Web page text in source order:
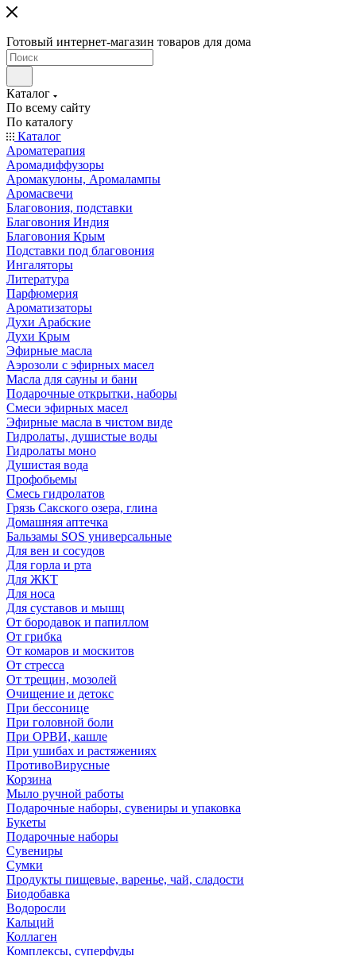
Готовый интернет-магазин товаров для дома
Каталог
По всему сайту
По каталогу
Каталог
Ароматерапия
Аромадиффузоры
Аромакулоны, Аромалампы
Аромасвечи
Благовония, подставки
Благовония Индия
Благовония Крым
Подставки под благовония
Ингаляторы
Литература
Парфюмерия
Ароматизаторы
Духи Арабские
Духи Крым
Эфирные масла
Аэрозоли с эфирных масел
Масла для сауны и бани
Подарочные открытки, наборы
Смеси эфирных масел
Эфирные масла в чистом виде
Гидролаты, душистые воды
Гидролаты моно
Душистая вода
Профобьемы
Смесь гидролатов
Грязь Сакского озера, глина
Домашняя аптечка
Бальзамы SOS универсальные
Для вен и сосудов
Для горла и рта
Для ЖКТ
Для носа
Для суставов и мышц
От бородавок и папиллом
От грибка
От комаров и москитов
От стресса
От трещин, мозолей
Очищение и детокс
При бессонице
При головной боли
При ОРВИ, кашле
При ушибах и растяжениях
ПротивоВирусные
Корзина
Мыло ручной работы
Подарочные наборы, сувениры и упаковка
Букеты
Подарочные наборы
Сувениры
Сумки
Продукты пищевые, варенье, чай, сладости
Биодобавка
Водоросли
Кальций
Коллаген
Комплексы, суперфуды